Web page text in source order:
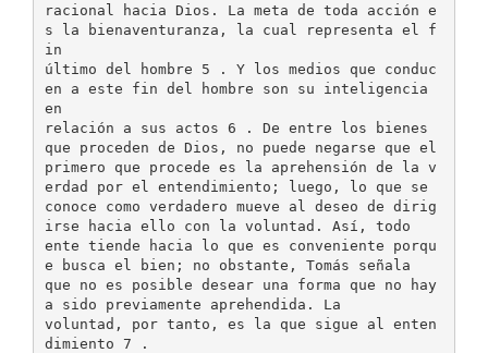
racional hacia Dios. La meta de toda acción e
s la bienaventuranza, la cual representa el f
in
último del hombre 5 . Y los medios que conduc
en a este fin del hombre son su inteligencia
en
relación a sus actos 6 . De entre los bienes
que proceden de Dios, no puede negarse que el
primero que procede es la aprehensión de la v
erdad por el entendimiento; luego, lo que se
conoce como verdadero mueve al deseo de dirig
irse hacia ello con la voluntad. Así, todo
ente tiende hacia lo que es conveniente porqu
e busca el bien; no obstante, Tomás señala
que no es posible desear una forma que no hay
a sido previamente aprehendida. La
voluntad, por tanto, es la que sigue al enten
dimiento 7 .